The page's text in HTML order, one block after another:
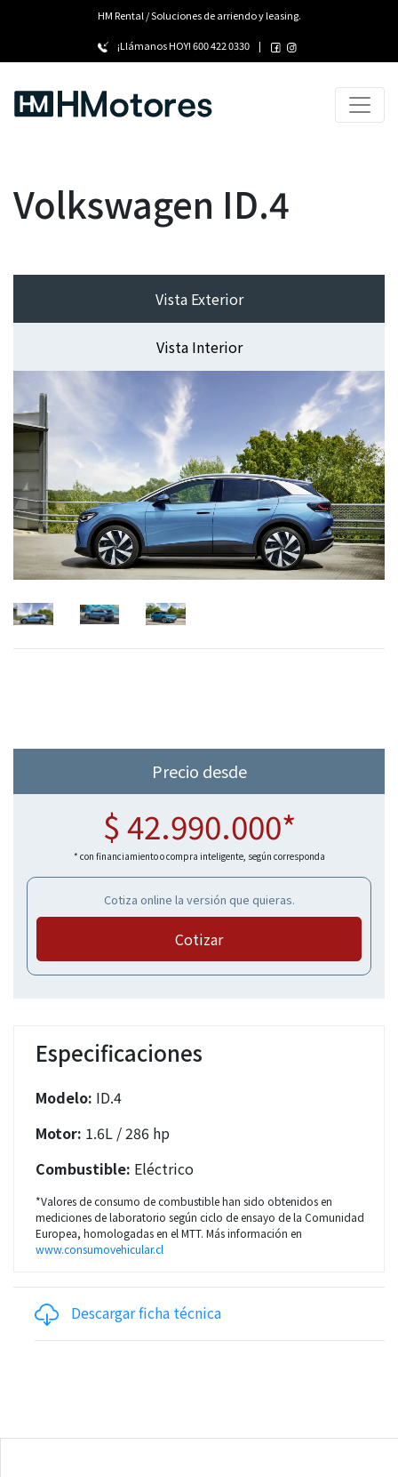
HM Rental / Soluciones de arriendo y leasing.
¡Llámanos HOY!600 422 0330 |
Volkswagen ID.4
Vista Exterior
Vista Interior
Precio desde
$ 42.990.000*
* con financiamiento o compra inteligente, según corresponda
Cotiza online la versión que quieras.
Cotizar
Especificaciones
Modelo: ID.4
Motor: 1.6L / 286 hp
Combustible: Eléctrico
*Valores de consumo de combustible han sido obtenidos en
mediciones de laboratorio según ciclo de ensayo de la Comunidad
Europea, homologadas en el MTT. Más información en
www.consumovehicular.cl
Descargar ficha técnica